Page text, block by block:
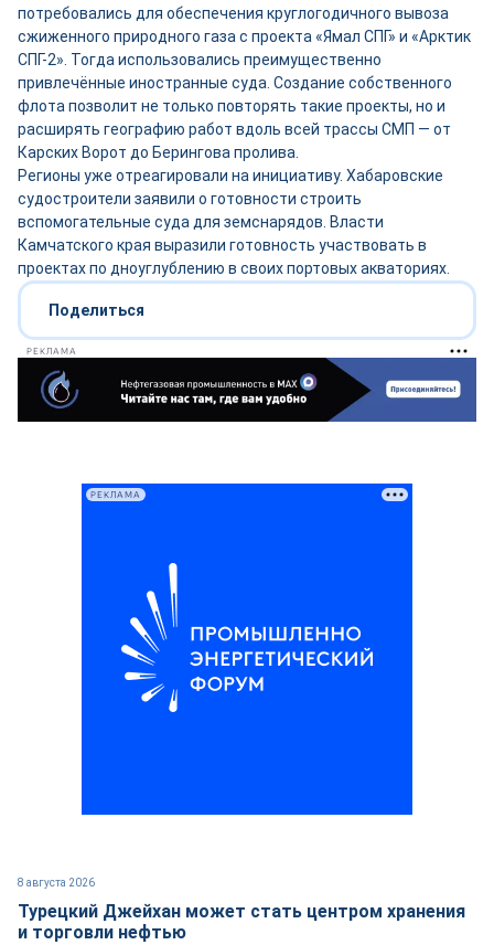
потребовались для обеспечения круглогодичного вывоза
сжиженного природного газа с проекта «Ямал СПГ» и «Арктик
СПГ-2». Тогда использовались преимущественно
привлечённые иностранные суда. Создание собственного
флота позволит не только повторять такие проекты, но и
расширять географию работ вдоль всей трассы СМП — от
Карских Ворот до Берингова пролива.
Регионы уже отреагировали на инициативу. Хабаровские
судостроители заявили о готовности строить
вспомогательные суда для земснарядов. Власти
Камчатского края выразили готовность участвовать в
проектах по дноуглублению в своих портовых акваториях.
Поделиться
РЕКЛАМА
8 августа 2026
Турецкий Джейхан может стать центром хранения
и торговли нефтью
РЕКЛАМА